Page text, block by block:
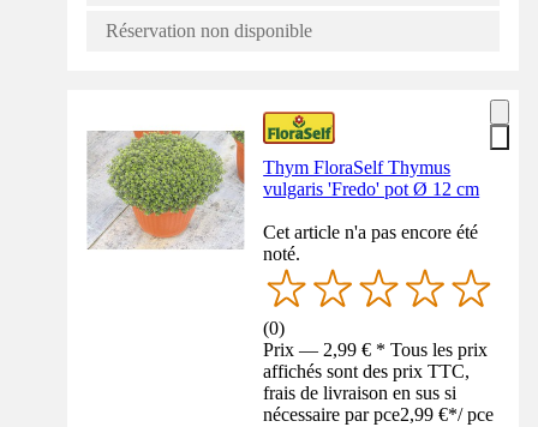
Réservation non disponible
Thym FloraSelf Thymus
vulgaris 'Fredo' pot Ø 12 cm
Cet article n'a pas encore été
noté.
(0)
Prix — 2,99 € * Tous les prix
affichés sont des prix TTC,
frais de livraison en sus si
nécessaire par pce2,99 €*/ pce